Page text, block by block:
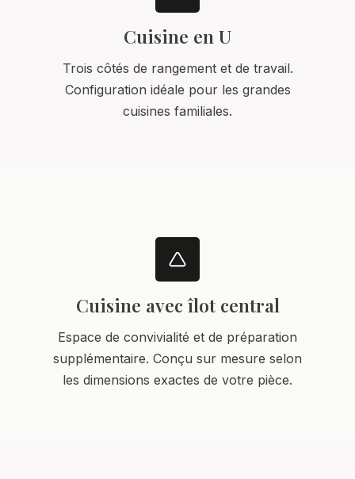
Cuisine en U
Trois côtés de rangement et de travail.
Configuration idéale pour les grandes
cuisines familiales.
Cuisine avec îlot central
Espace de convivialité et de préparation
supplémentaire. Conçu sur mesure selon
les dimensions exactes de votre pièce.